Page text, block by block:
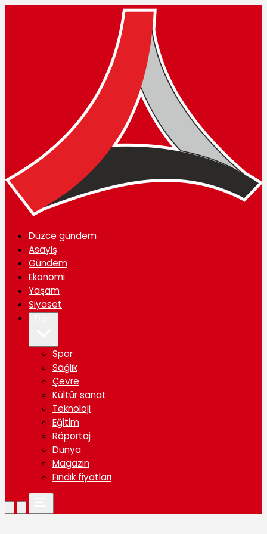
Düzce gündem
Asayiş
Gündem
Ekonomi
Yaşam
Siyaset
Spor
Sağlık
Çevre
Kültür sanat
Teknoloji
Eğitim
Röportaj
Dünya
Magazin
Fındık fiyatları